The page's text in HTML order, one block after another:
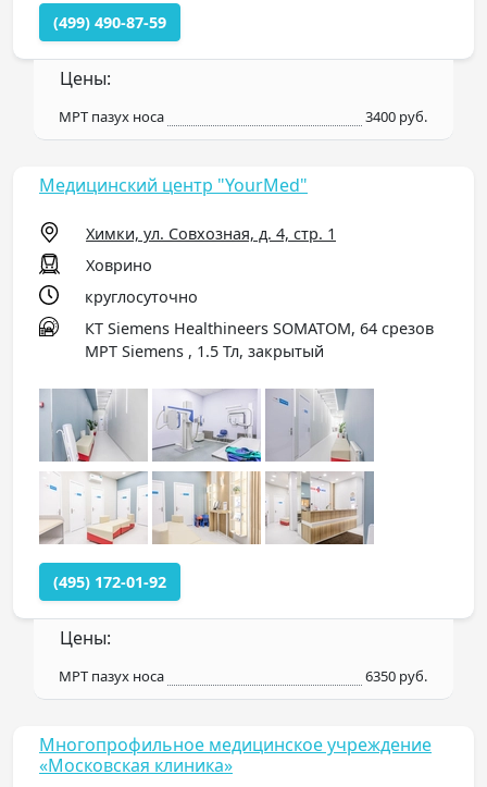
(499) 490-87-59
Цены:
МРТ пазух носа 3400 руб.
Медицинский центр "YourMed"
Химки, ул. Совхозная, д. 4, стр. 1
Ховрино
круглосуточно
КТ Siemens Healthineers SOMATOM, 64 срезов
МРТ Siemens , 1.5 Тл, закрытый
(495) 172-01-92
Цены:
МРТ пазух носа 6350 руб.
Многопрофильное медицинское учреждение
«Московская клиника»